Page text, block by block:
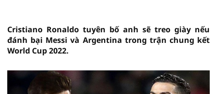
Cristiano Ronaldo tuyên bố anh sẽ treo giày nếu
đánh bại Messi và Argentina trong trận chung kết
World Cup 2022.